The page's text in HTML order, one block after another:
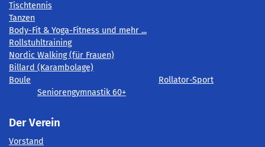
Tischtennis
Tanzen
Body-Fit & Yoga-Fitness und mehr ...
Rollstuhltraining
Nordic Walking (für Frauen)
Billard (Karambolage)
Boule
Rollator-Sport
Seniorengymnastik 60+
Der Verein
Vorstand